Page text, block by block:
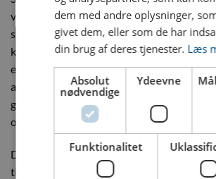
væskestrømme, som for eksempel
støbemaskiner. Konfigurationen med 6 blå
koblinger giver dig mulighed for at
en måde, der passer til netop dine behov.
at adskille varme og kolde væsker. Den
gør, at du kan tilpasse dit system til
og gasser.
De to 3/4” slangeforbindelserne sikre en
tilslutning. Det alsidige design gør det
dem med andre oplysninger,
givet dem, eller som de har
din brug af deres tjenester. Læs
Absolut
nødvendige
Ydeevne
Funktionalitet